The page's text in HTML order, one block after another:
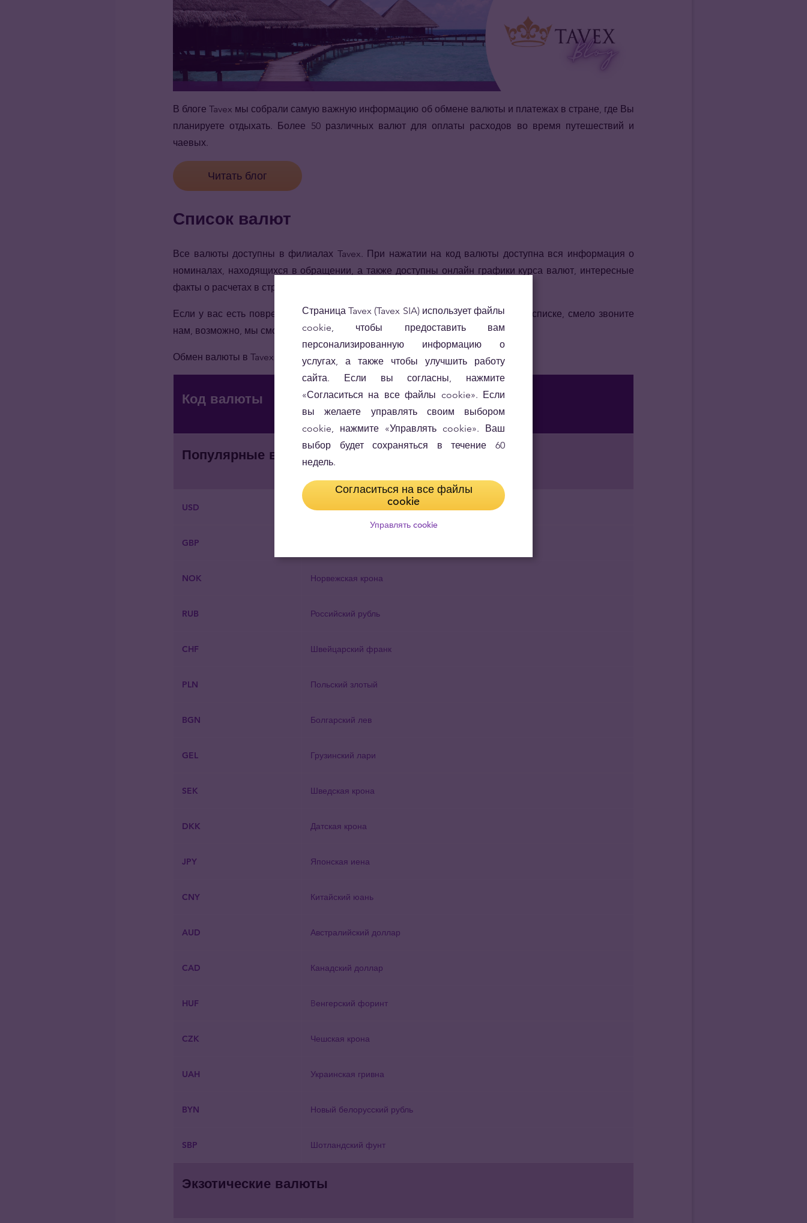
В блоге Tavex мы собрали самую важную информацию об обмене валюты и платежах в стране, где Вы
планируете отдыхать. Более 50 различных валют для оплаты расходов во время путешествий и
чаевых.
Читать блог
Список валют
Все валюты доступны в филиалах Tavex. При нажатии на код валюты доступна вся информация о
номиналах, находящихся в обращении, а также доступны онлайн графики курса валют, интересные
факты о расчетах в стране и шпаргалка валютных курсов.
Если у вас есть поврежденные банкноты или валюты, которых нет в данном списке, смело звоните
нам, возможно, мы сможем их выкупить!
Обмен валюты в Tavex — это просто!
Код валюты Название валюты
Популярные валюты
USD Доллар США
GBP
NOK Норвежская крона
RUB Российский рубль
CHF Швейцарский франк
PLN Польский злотый
BGN Болгарский лев
GEL Грузинский лари
SEK Шведская крона
DKK Датская крона
JPY Японская иена
CNY Китайский юань
AUD Австралийский доллар
CAD Канадский доллар
HUF Bенгерский форинт
CZK Чешская крона
UAH Украинская гривна
BYN Новый белорусский рубль
SBP Шотландский фунт
Экзотические валюты
Страница Tavex (Tavex SIA) использует файлы
cookie, чтобы предоставить вам
персонализированную информацию о
услугах, а также чтобы улучшить работу
сайта. Если вы согласны, нажмите
«Согласиться на все файлы cookie». Если
вы желаете управлять своим выбором
cookie, нажмите «Управлять cookie». Ваш
выбор будет сохраняться в течение 60
недель.
Согласиться на все файлы
cookie
Управлять cookie